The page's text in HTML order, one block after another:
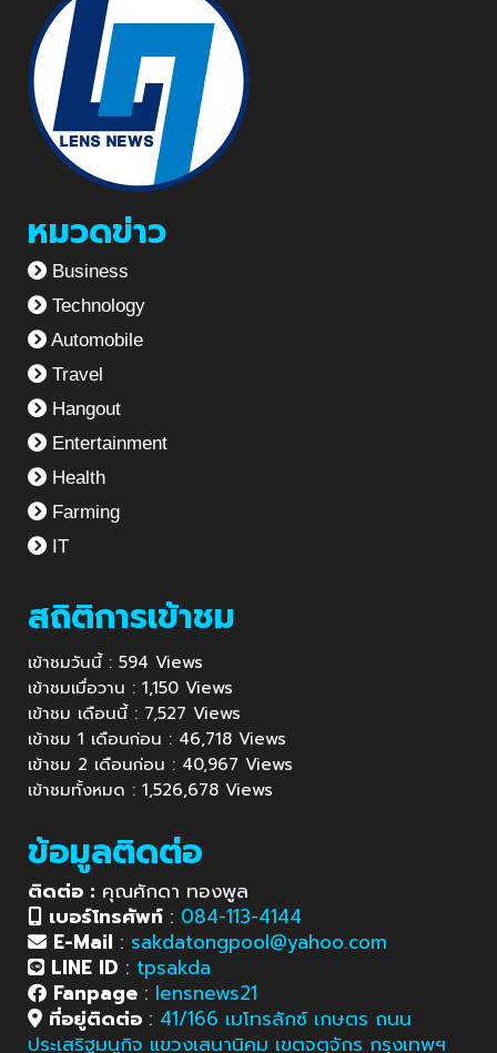
หมวดข่าว
Business
Technology
Automobile
Travel
Hangout
Entertainment
Health
Farming
IT
สถิติการเข้าชม
เข้าชมวันนี้ : 594 Views
เข้าชมเมื่อวาน : 1,150 Views
เข้าชม เดือนนี้ : 7,527 Views
เข้าชม 1 เดือนก่อน : 46,718 Views
เข้าชม 2 เดือนก่อน : 40,967 Views
เข้าชมทั้งหมด : 1,526,678 Views
ข้อมูลติดต่อ
ติดต่อ : คุณศักดา ทองพูล
เบอร์โทรศัพท์ : 084-113-4144
E-Mail : sakdatongpool@yahoo.com
LINE ID : tpsakda
Fanpage : lensnews21
ที่อยู่ติดต่อ : 41/166 เมโทรลักซ์ เกษตร ถนน
ประเสริฐมนูกิจ แขวงเสนานิคม เขตจตุจักร กรุงเทพฯ